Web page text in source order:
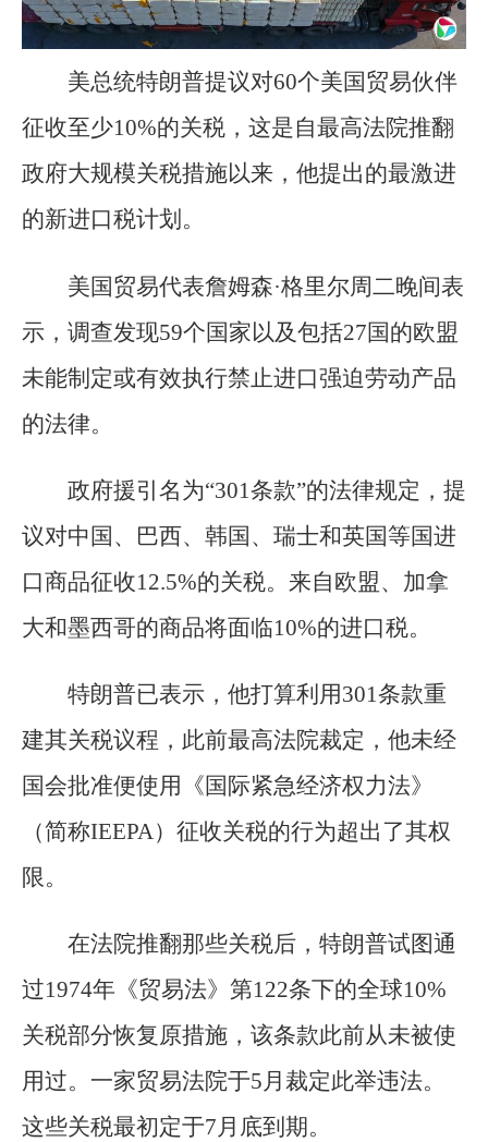
美总统特朗普提议对60个美国贸易伙伴
征收至少10%的关税，这是自最高法院推翻
政府大规模关税措施以来，他提出的最激进
的新进口税计划。
美国贸易代表詹姆森·格里尔周二晚间表
示，调查发现59个国家以及包括27国的欧盟
未能制定或有效执行禁止进口强迫劳动产品
的法律。
政府援引名为“301条款”的法律规定，提
议对中国、巴西、韩国、瑞士和英国等国进
口商品征收12.5%的关税。来自欧盟、加拿
大和墨西哥的商品将面临10%的进口税。
特朗普已表示，他打算利用301条款重
建其关税议程，此前最高法院裁定，他未经
国会批准便使用《国际紧急经济权力法》
（简称IEEPA）征收关税的行为超出了其权
限。
在法院推翻那些关税后，特朗普试图通
过1974年《贸易法》第122条下的全球10%
关税部分恢复原措施，该条款此前从未被使
用过。一家贸易法院于5月裁定此举违法。
这些关税最初定于7月底到期。